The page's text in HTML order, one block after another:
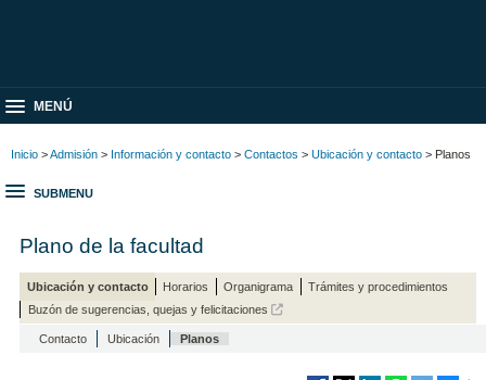
MENÚ
Inicio >Admisión > Información y contacto > Contactos > Ubicación y contacto > Planos
SUBMENU
Plano de la facultad
Ubicación y contacto Horarios Organigrama
Trámites y procedimientos
Buzón de sugerencias, quejas y felicitaciones
Contacto Ubicación Planos